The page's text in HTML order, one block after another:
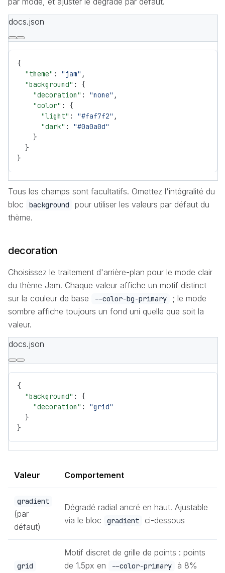
docs.json
{
  "theme"
: "jam" ,
  "background"
: {
    "decoration"
: "none" ,
    "color"
: {
      "light"
: "#faf7f2" ,
      "dark"
: "#0a0a0d"
    }
  }
}
Tous les champs sont facultatifs. Omettez l'intégralité du
bloc
background
pour utiliser les valeurs par défaut du
thème.
decoration
Choisissez le traitement d'arrière-plan pour le mode clair
du thème Jam. Chaque valeur affiche un motif distinct
sur la couleur de base
--color-bg-primary
; le mode
sombre affiche toujours un fond uni quelle que soit la
valeur.
docs.json
{
  "background"
: {
    "decoration"
: "grid"
  }
}
Valeur Comportement
gradient
(par
défaut)
Dégradé radial ancré en haut. Ajustable
via le bloc
gradient ci-dessous
grid
Motif discret de grille de points : points
de 1.5px en
--color-primary
à 8%